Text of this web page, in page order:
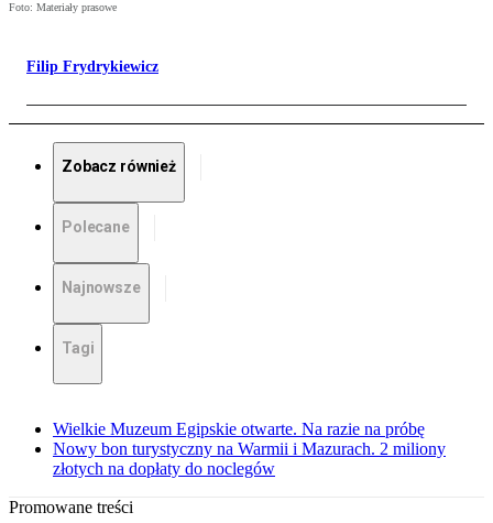
Foto: Materiały prasowe
Filip Frydrykiewicz
Zobacz również
Polecane
Najnowsze
Tagi
Wielkie Muzeum Egipskie otwarte. Na razie na próbę
Nowy bon turystyczny na Warmii i Mazurach. 2 miliony
złotych na dopłaty do noclegów
Promowane treści